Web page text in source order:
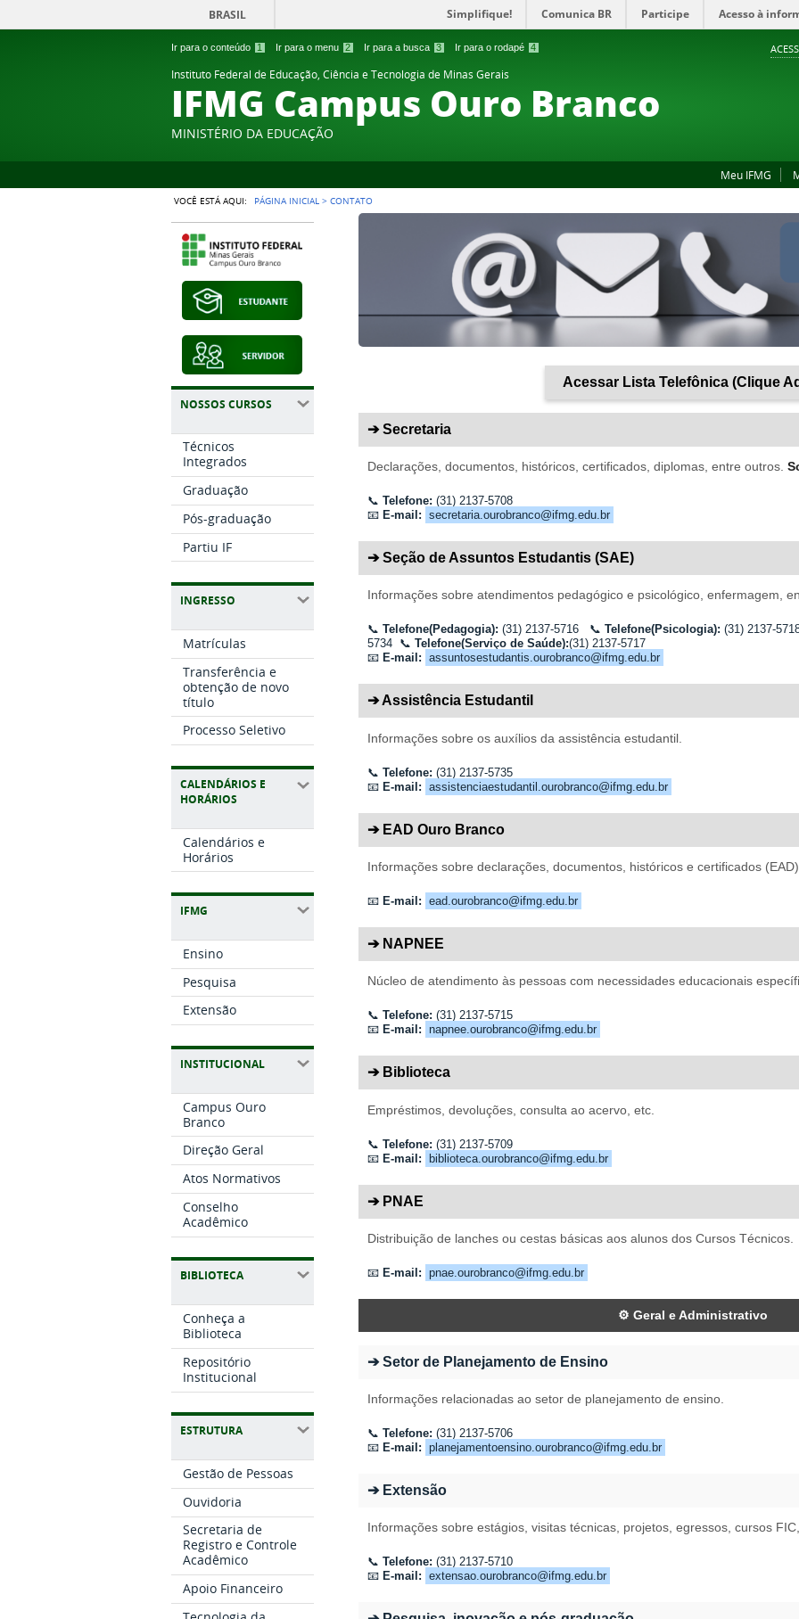
Ir para o conteúdo 1 Ir para o menu 2 Ir para a busca 3 Ir para o rodapé 4
BRASIL Simplifique! Comunica BR Participe Acesso à
Instituto Federal de Educação, Ciência e Tecnologia de Minas Gerais
IFMG Campus Ouro Branco
MINISTÉRIO DA EDUCAÇÃO
Meu IFMG
VOCÊ ESTÁ AQUI: PÁGINA INICIAL >CONTATO
NOSSOS CURSOS
Técnicos
Integrados
Graduação
Pós-graduação
Partiu IF
INGRESSO
Matrículas
Transferência e
obtenção de novo
título
Processo Seletivo
CALENDÁRIOS E
HORÁRIOS
Calendários e
Horários
IFMG
Ensino
Pesquisa
Extensão
INSTITUCIONAL
Campus Ouro
Branco
Direção Geral
Atos Normativos
Conselho
Acadêmico
BIBLIOTECA
Conheça a
Biblioteca
Repositório
Institucional
ESTRUTURA
Gestão de Pessoas
Ouvidoria
Secretaria de
Registro e Controle
Acadêmico
Apoio Financeiro
Acessar Lista Telefônica (Clique
➔ Secretaria
Declarações, documentos, históricos, certificados, diplomas, entre outros.
📞 Telefone: (31) 2137-5708
📧 E-mail: secretaria.ourobranco@ifmg.edu.br
➔ Seção de Assuntos Estudantis (SAE)
Informações sobre atendimentos pedagógico e psicológico, enfermagem,
📞 Telefone(Pedagogia): (31) 2137-5716 📞 Telefone(Psicologia): (31) 2137-
5734 📞 Telefone(Serviço de Saúde):(31) 2137-5717
📧 E-mail: assuntosestudantis.ourobranco@ifmg.edu.br
➔ Assistência Estudantil
Informações sobre os auxílios da assistência estudantil.
📞 Telefone: (31) 2137-5735
📧 E-mail: assistenciaestudantil.ourobranco@ifmg.edu.br
➔ EAD Ouro Branco
Informações sobre declarações, documentos, históricos e certificados
📧 E-mail: ead.ourobranco@ifmg.edu.br
➔ NAPNEE
Núcleo de atendimento às pessoas com necessidades educacionais
📞 Telefone: (31) 2137-5715
📧 E-mail: napnee.ourobranco@ifmg.edu.br
➔ Biblioteca
Empréstimos, devoluções, consulta ao acervo, etc.
📞 Telefone: (31) 2137-5709
📧 E-mail: biblioteca.ourobranco@ifmg.edu.br
➔ PNAE
Distribuição de lanches ou cestas básicas aos alunos dos Cursos Técnicos.
📧 E-mail: pnae.ourobranco@ifmg.edu.br
⚙️ Geral e Administrativo
➔ Setor de Planejamento de Ensino
Informações relacionadas ao setor de planejamento de ensino.
📞 Telefone: (31) 2137-5706
📧 E-mail: planejamentoensino.ourobranco@ifmg.edu.br
➔ Extensão
Informações sobre estágios, visitas técnicas, projetos, egressos, cursos
📞 Telefone: (31) 2137-5710
📧 E-mail: extensao.ourobranco@ifmg.edu.br